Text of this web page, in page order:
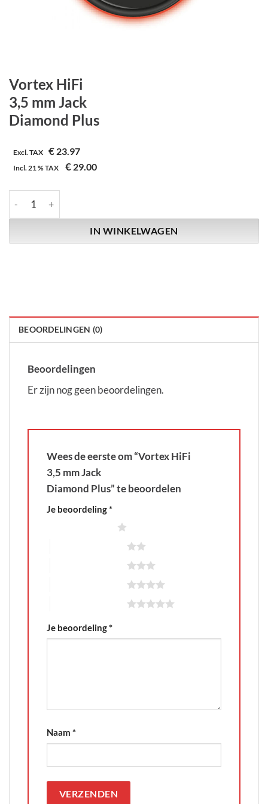
Vortex HiFi
3,5 mm Jack
Diamond Plus
Excl. TAX € 23.97
Incl.21 %TAX € 29.00
IN WINKELWAGEN
BEOORDELINGEN (0)
Beoordelingen
Er zijn nog geen beoordelingen.
Wees de eerste om “Vortex HiFi
3,5 mm Jack
Diamond Plus” te beoordelen
Je beoordeling*
Je beoordeling*
Naam *